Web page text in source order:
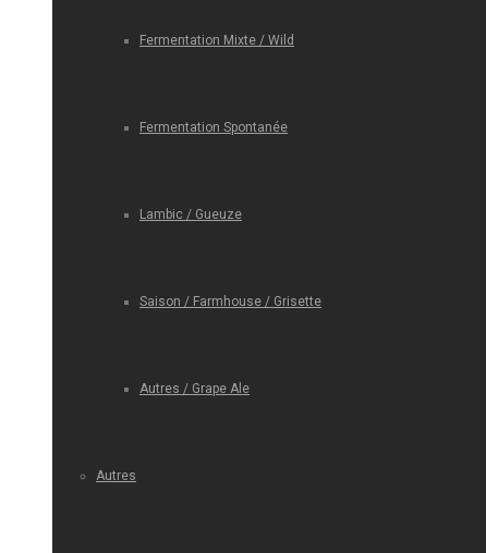
Fermentation Mixte / Wild
Fermentation Spontanée
Lambic / Gueuze
Saison / Farmhouse / Grisette
Autres / Grape Ale
Autres